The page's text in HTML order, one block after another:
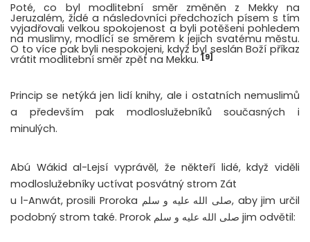
Poté, co byl modlitební směr změněn z Mekky na
Jeruzalém, židé a následovníci předchozích písem s tím
vyjadřovali velkou spokojenost a byli potěšeni pohledem
na muslimy, modlící se směrem k jejich svatému městu.
O to více pak byli nespokojeni, když byl seslán Boží příkaz
vrátit modlitební směr zpět na Mekku.[9]
Princip se netýká jen lidí knihy, ale i ostatních nemuslimů
a především pak modloslužebníků současných i
minulých.
Abú Wákid al-Lejsí vyprávěl, že někteří lidé, když viděli
modloslužebníky uctívat posvátný strom Zát
u l-Anwát, prosili Proroka صلى الله عليه و سلم, aby jim určil
podobný strom také. Prorok صلى الله عليه و سلم jim odvětil: